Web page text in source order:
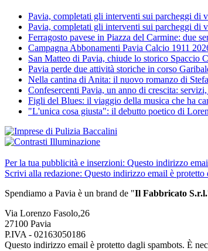
Pavia, completati gli interventi sui parcheggi di
Pavia, completati gli interventi sui parcheggi di
Ferragosto pavese in Piazza del Carmine: due
Campagna Abbonamenti Pavia Calcio 1911
San Matteo di Pavia, chiude lo storico Spaccio
Pavia perde due attività storiche in corso
Nella cantina di Anita: il nuovo romanzo di
Confesercenti Pavia, un anno di crescita:
Figli del Blues: il viaggio della musica che ha
"L'unica cosa giusta": il debutto poetico di
Per la tua pubblicità e inserzioni: Questo indirizzo
Scrivi alla redazione: Questo indirizzo email è protetto
Spendiamo a Pavia è un brand de "Il Fabbricato S.r.l.
Via Lorenzo Fasolo,26
27100 Pavia
P.IVA - 02163050186
Questo indirizzo email è protetto dagli spambots. È